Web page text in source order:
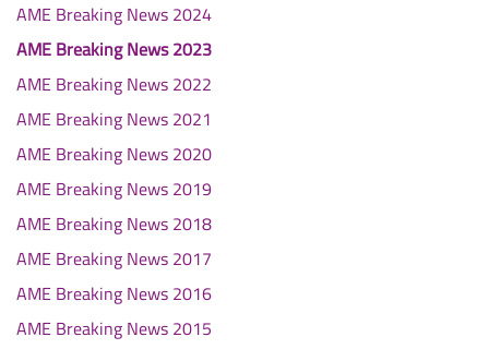
AME Breaking News 2024
AME Breaking News 2023
AME Breaking News 2022
AME Breaking News 2021
AME Breaking News 2020
AME Breaking News 2019
AME Breaking News 2018
AME Breaking News 2017
AME Breaking News 2016
AME Breaking News 2015